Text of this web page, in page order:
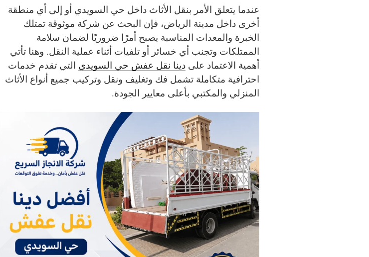
عندما يتعلق الأمر بنقل الأثاث داخل حي السويدي أو إلى أي منطقة
أخرى داخل مدينة الرياض، فإن البحث عن شركة موثوقة تمتلك
الخبرة والمعدات المناسبة يصبح أمرًا ضروريًا لضمان سلامة
الممتلكات وتجنب أي خسائر أو تلفيات أثناء عملية النقل. وهنا تأتي
أهمية الاعتماد على دينا نقل عفش حي السويدي التي تقدم خدمات
احترافية متكاملة تشمل فك وتغليف ونقل وتركيب جميع أنواع الأثاث
المنزلي والمكتبي بأعلى معايير الجودة.